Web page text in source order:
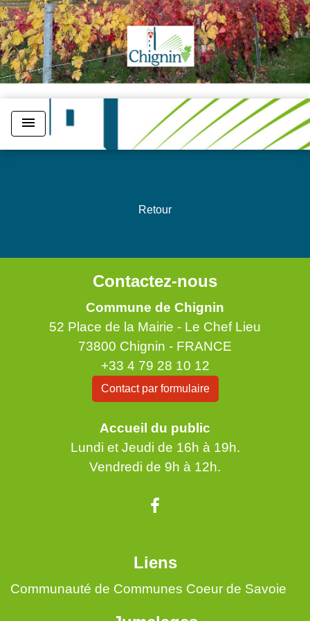
menu
Retour
Contactez-nous
Commune de Chignin
52 Place de la Mairie - Le Chef Lieu
73800 Chignin - FRANCE
+33 4 79 28 10 12
Contact par formulaire
Accueil du public
Lundi et Jeudi de 16h à 19h.
Vendredi de 9h à 12h.
Liens
Communauté de Communes Coeur de Savoie